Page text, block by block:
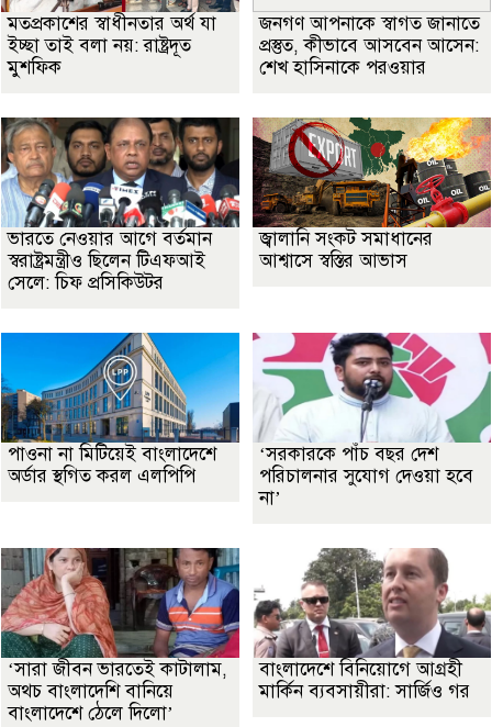
মতপ্রকাশের স্বাধীনতার অর্থ যা
ইচ্ছা তাই বলা নয়: রাষ্ট্রদূত
মুশফিক
জনগণ আপনাকে স্বাগত জানাতে
প্রস্তুত, কীভাবে আসবেন আসেন:
শেখ হাসিনাকে পরওয়ার
ভারতে নেওয়ার আগে বর্তমান
স্বরাষ্ট্রমন্ত্রীও ছিলেন টিএফআই
সেলে: চিফ প্রসিকিউটর
জ্বালানি সংকট সমাধানের
আশ্বাসে স্বস্তির আভাস
পাওনা না মিটিয়েই বাংলাদেশে
অর্ডার স্থগিত করল এলপিপি
‘সরকারকে পাঁচ বছর দেশ
পরিচালনার সুযোগ দেওয়া হবে
না’
‘সারা জীবন ভারতেই কাটালাম,
অথচ বাংলাদেশি বানিয়ে
বাংলাদেশে ঠেলে দিলো’
বাংলাদেশে বিনিয়োগে আগ্রহী
মার্কিন ব্যবসায়ীরা: সার্জিও গর